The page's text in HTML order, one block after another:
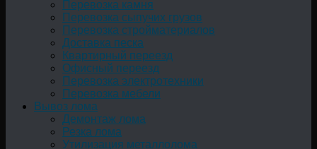
Перевозка камня
Перевозка сыпучих грузов
Перевозка стройматериалов
Доставка песка
Квартирный переезд
Офисный переезд
Перевозка электротехники
Перевозка мебели
Вывоз лома
Демонтаж лома
Резка лома
Утилизация металлолома